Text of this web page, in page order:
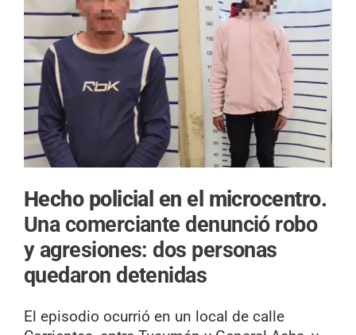
Hecho policial en el microcentro.
Una comerciante denunció robo
y agresiones: dos personas
quedaron detenidas
El episodio ocurrió en un local de calle